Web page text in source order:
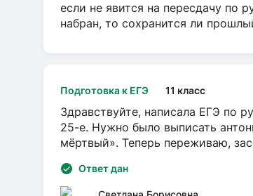
если не явится на пересдачу по
набран, то сохранится ли
Подготовка к ЕГЭ 11 класс
Здравствуйте, написала ЕГЭ по
25-е. Нужно было выписать
мёртвый». Теперь переживаю,
Ответ дан